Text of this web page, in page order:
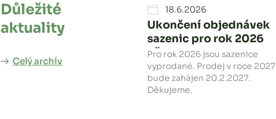
Důležité
aktuality
Celý archív
Ukončení objednávek
sazenic pro rok 2026
přes eshop
18.6.2026
Pro rok 2026 jsou sazenice
vyprodané. Prodej v roce 2027
bude zahájen 20.2.2027.
Děkujeme.